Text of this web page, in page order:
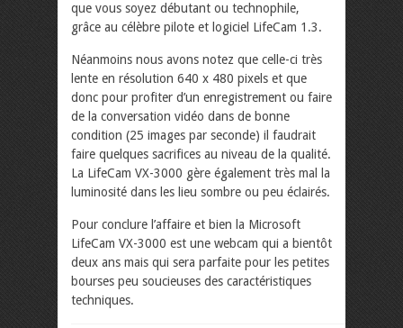
que vous soyez débutant ou technophile,
grâce au célèbre pilote et logiciel LifeCam 1.3.
Néanmoins nous avons notez que celle-ci très
lente en résolution 640 x 480 pixels et que
donc pour profiter d’un enregistrement ou faire
de la conversation vidéo dans de bonne
condition (25 images par seconde) il faudrait
faire quelques sacrifices au niveau de la qualité.
La LifeCam VX-3000 gère également très mal la
luminosité dans les lieu sombre ou peu éclairés.
Pour conclure l’affaire et bien la Microsoft
LifeCam VX-3000 est une webcam qui a bientôt
deux ans mais qui sera parfaite pour les petites
bourses peu soucieuses des caractéristiques
techniques.